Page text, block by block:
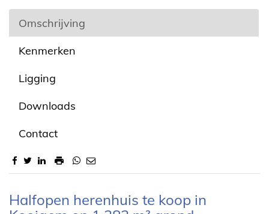
Omschrijving
Kenmerken
Ligging
Downloads
Contact
Omschrijving
Halfopen herenhuis te koop in